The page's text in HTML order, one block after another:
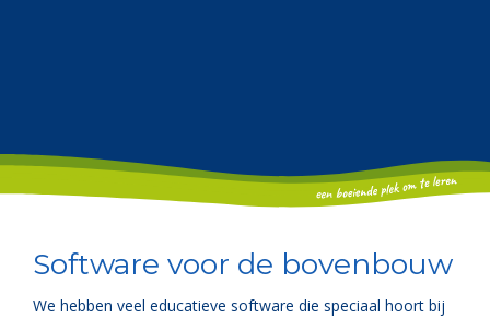
Software voor de bovenbouw
We hebben veel educatieve software die speciaal hoort bij